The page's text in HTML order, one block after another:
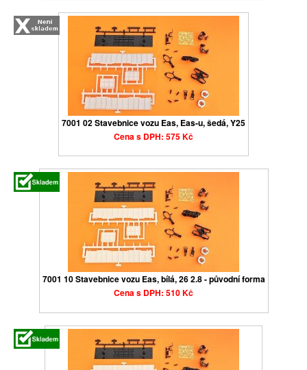
7001 02 Stavebnice vozu Eas, Eas-u, šedá, Y25
Cena s DPH: 575 Kč
7001 10 Stavebnice vozu Eas, bílá, 26 2.8 - původní forma
Cena s DPH: 510 Kč